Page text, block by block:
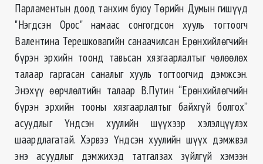
Парламентын доод танхим буюу Төрийн Думын гишүүд
"Нэгдсэн Орос" намаас сонгогдсон хууль тогтоогч
Валентина Терешковагийн санаачилсан Ерөнхийлөгчийн
бүрэн эрхийн тоонд тавьсан хязгаарлалтыг чөлөөлөх
талаар гаргасан саналыг хууль тогтоогчид дэмжсэн.
Энэхүү өөрчлөлтийн талаар В.Путин “Ерөнхийлөгчийн
бүрэн эрхийн тооны хязгаарлалтыг байхгүй болгох”
асуудлыг Үндсэн хуулийн шүүхээр хэлэлцүүлэх
шаардлагатай. Хэрвээ Үндсэн хуулийн шүүх дэмжвэл
энэ асуудлыг дэмжихэд татгалзах зүйлгүй хэмээн